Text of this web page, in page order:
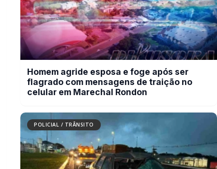
Homem agride esposa e foge após ser
flagrado com mensagens de traição no
celular em Marechal Rondon
POLICIAL / TRÂNSITO